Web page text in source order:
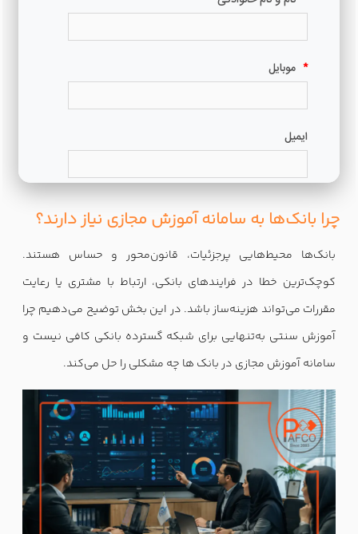
چرا بانک‌ها به سامانه آموزش مجازی نیاز دارند؟
بانک‌ها محیط‌هایی پرجزئیات، قانون‌محور و حساس هستند.
کوچک‌ترین خطا در فرایندهای بانکی، ارتباط با مشتری یا رعایت
مقررات می‌تواند هزینه‌ساز باشد. در این بخش توضیح می‌دهیم چرا
آموزش سنتی به‌تنهایی برای شبکه گسترده بانکی کافی نیست و
سامانه آموزش مجازی در بانک ها چه مشکلی را حل می‌کند.